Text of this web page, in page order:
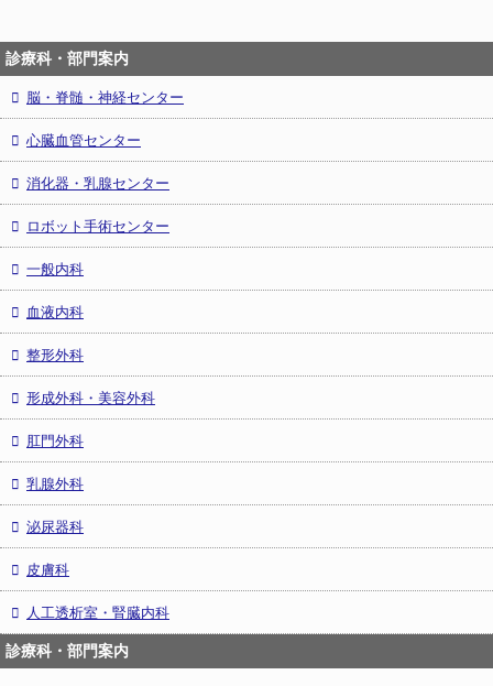
診療科・部門案内
脳・脊髄・神経センター
心臓血管センター
消化器・乳腺センター
ロボット手術センター
一般内科
血液内科
整形外科
形成外科・美容外科
肛門外科
乳腺外科
泌尿器科
皮膚科
人工透析室・腎臓内科
診療科・部門案内